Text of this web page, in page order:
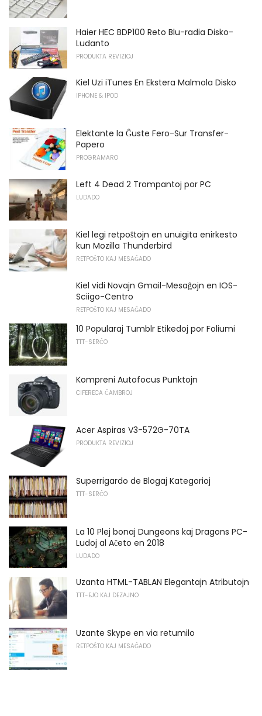
Haier HEC BDP100 Reto Blu-radia Disko-
Ludanto
PRODUKTA REVIZIOJ
Kiel Uzi iTunes En Ekstera Malmola Disko
IPHONE & IPOD
Elektante la Ĝuste Fero-Sur Transfer-
Papero
PROGRAMARO
Left 4 Dead 2 Trompantoj por PC
LUDADO
Kiel legi retpoŝtojn en unuigita enirkesto
kun Mozilla Thunderbird
RETPOŜTO KAJ MESAĜADO
Kiel vidi Novajn Gmail-Mesaĝojn en IOS-
Sciigo-Centro
RETPOŜTO KAJ MESAĜADO
10 Popularaj Tumblr Etikedoj por Foliumi
TTT-SERĈO
Kompreni Autofocus Punktojn
CIFERECA ĈAMBROJ
Acer Aspiras V3-572G-70TA
PRODUKTA REVIZIOJ
Superrigardo de Blogaj Kategorioj
TTT-SERĈO
La 10 Plej bonaj Dungeons kaj Dragons PC-
Ludoj al Aĉeto en 2018
LUDADO
Uzanta HTML-TABLAN Elegantajn Atributojn
TTT-EJO KAJ DEZAJNO
Uzante Skype en via retumilo
RETPOŜTO KAJ MESAĜADO